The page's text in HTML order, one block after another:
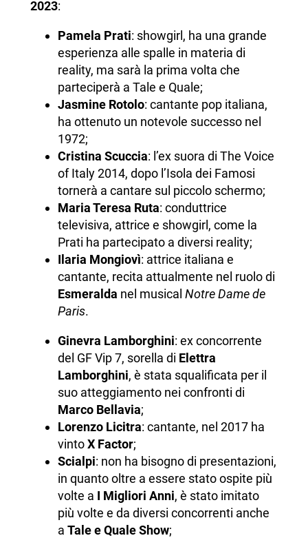
2023:
Pamela Prati: showgirl, ha una grande
esperienza alle spalle in materia di
reality, ma sarà la prima volta che
parteciperà a Tale e Quale;
Jasmine Rotolo: cantante pop italiana,
ha ottenuto un notevole successo nel
1972;
Cristina Scuccia: l’ex suora di The Voice
of Italy 2014, dopo l’Isola dei Famosi
tornerà a cantare sul piccolo schermo;
Maria Teresa Ruta: conduttrice
televisiva, attrice e showgirl, come la
Prati ha partecipato a diversi reality;
Ilaria Mongiovì: attrice italiana e
cantante, recita attualmente nel ruolo di
Esmeralda nel musical Notre Dame de
Paris.
Ginevra Lamborghini: ex concorrente
del GF Vip 7, sorella di Elettra
Lamborghini, è stata squalificata per il
suo atteggiamento nei confronti di
Marco Bellavia;
Lorenzo Licitra: cantante, nel 2017 ha
vintoX Factor;
Scialpi: non ha bisogno di presentazioni,
in quanto oltre a essere stato ospite più
volte a I Migliori Anni, è stato imitato
più volte e da diversi concorrenti anche
a Tale e Quale Show;